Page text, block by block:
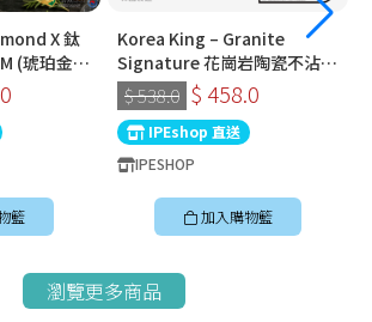
X 鈦
(琥珀金) |
)
籃
Korea King – Granite
Signature 花崗岩陶瓷不沾鍋
〡32cm深炒鍋 〡經典炭黑色
〡韓國製易潔鑊
$ 538.0 $ 458.0
IPEshop 直送
IPESHOP
加入購物籃
瀏覽更多商品